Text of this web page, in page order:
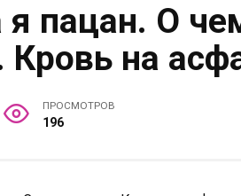
пацан. О
на
ПРОСМОТРОВ
196